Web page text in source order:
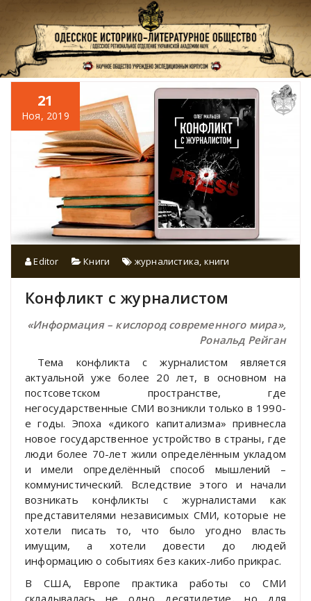
содержимому
21
Ноя, 2019
Editor Книги журналистика книги
Конфликт с журналистом
«Информация – кислород современного мира»,
Рональд Рейган
Тема конфликта с журналистом является
актуальной уже более 20 лет, в основном на
постсоветском пространстве, где
негосударственные СМИ возникли только в 1990-
е годы. Эпоха «дикого капитализма» привнесла
новое государственное устройство в страны, где
люди более 70-лет жили определённым укладом
и имели определённый способ мышлений –
коммунистический. Вследствие этого и начали
возникать конфликты с журналистами как
представителями независимых СМИ, которые не
хотели писать то, что было угодно власть
имущим, а хотели довести до людей
информацию о событиях без каких-либо прикрас.
В США, Европе практика работы со СМИ
складывалась не одно десятилетие, но для